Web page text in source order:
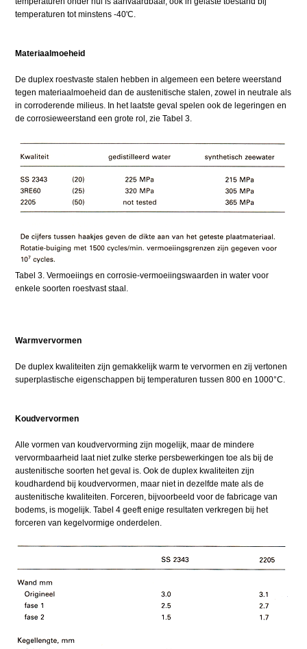
temperaturen tot minstens -40'C.
Materiaalmoeheid
De duplex roestvaste stalen hebben in algemeen een betere weerstand
tegen materiaalmoeheid dan de austenitische stalen, zowel in neutrale als
in corroderende milieus. In het laatste geval spelen ook de legeringen en
de corrosieweerstand een grote rol, zie Tabel 3.
Tabel 3. Vermoeiings en corrosie-vermoeiingswaarden in water voor
enkele soorten roestvast staal.
Warmvervormen
De duplex kwaliteiten zijn gemakkelijk warm te vervormen en zij vertonen
superplastische eigenschappen bij temperaturen tussen 800 en 1000°C.
Koudvervormen
Alle vormen van koudvervorming zijn mogelijk, maar de mindere
vervormbaarheid laat niet zulke sterke persbewerkingen toe als bij de
austenitische soorten het geval is. Ook de duplex kwaliteiten zijn
koudhardend bij koudvervormen, maar niet in dezelfde mate als de
austenitische kwaliteiten. Forceren, bijvoorbeeld voor de fabricage van
bodems, is mogelijk. Tabel 4 geeft enige resultaten verkregen bij het
forceren van kegelvormige onderdelen.